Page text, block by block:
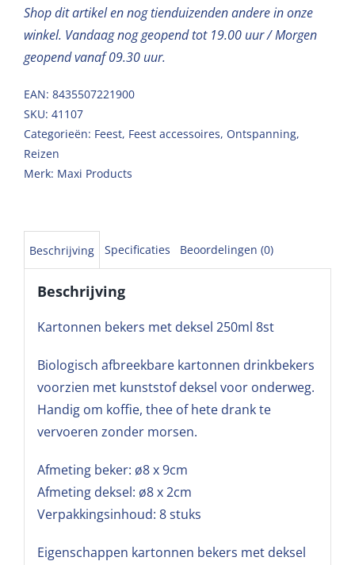
Shop dit artikel en nog tienduizenden andere in onze
winkel. Vandaag nog geopend tot 19.00 uur / Morgen
geopend vanaf 09.30 uur.
EAN: 8435507221900
SKU: 41107
Categorieën: Feest, Feest accessoires, Ontspanning,
Reizen
Merk: Maxi Products
Beschrijving Specificaties Beoordelingen (0)
Beschrijving
Kartonnen bekers met deksel 250ml 8st
Biologisch afbreekbare kartonnen drinkbekers
voorzien met kunststof deksel voor onderweg.
Handig om koffie, thee of hete drank te
vervoeren zonder morsen.
Afmeting beker: ø8 x 9cm
Afmeting deksel: ø8 x 2cm
Verpakkingsinhoud: 8 stuks
Eigenschappen kartonnen bekers met deksel